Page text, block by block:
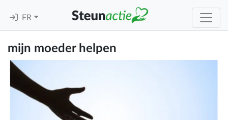
FR
mijn moeder helpen